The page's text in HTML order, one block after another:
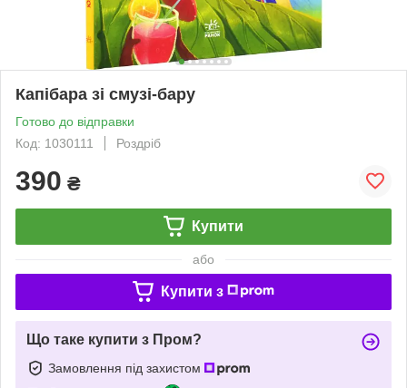
Капібара зі смузі-бару
Готово до відправки
Код: 1030111
Роздріб
390 ₴
Купити
або
Купити з
Що таке купити з Пром?
Замовлення під захистом